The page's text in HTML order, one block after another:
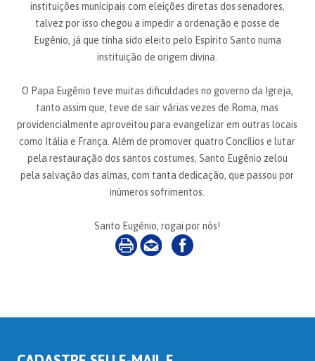
instituições municipais com eleições diretas dos senadores,
talvez por isso chegou a impedir a ordenação e posse de
Eugênio, já que tinha sido eleito pelo Espírito Santo numa
instituição de origem divina.
O Papa Eugênio teve muitas dificuldades no governo da Igreja,
tanto assim que, teve de sair várias vezes de Roma, mas
providencialmente aproveitou para evangelizar em outras locais
como Itália e França. Além de promover quatro Concílios e lutar
pela restauração dos santos costumes, Santo Eugênio zelou
pela salvação das almas, com tanta dedicação, que passou por
inúmeros sofrimentos.
Santo Eugênio, rogai por nós!